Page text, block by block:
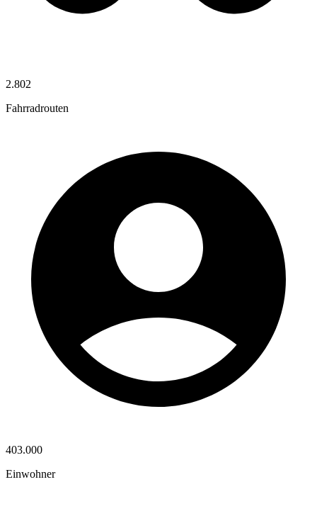
2.802
Fahrradrouten
403.000
Einwohner